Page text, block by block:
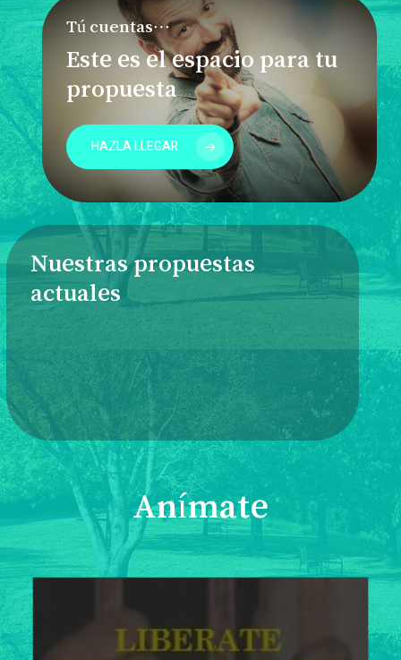
Tú cuentas…
Este es el espacio para tu
propuesta
HAZLA LLEGAR
Nuestras propuestas
actuales
Anímate
Para un tiempo de
Cuaresma